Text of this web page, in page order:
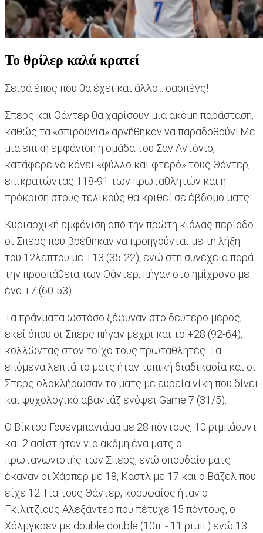
Το θρίλερ καλά κρατεί
Σειρά έπος που θα έχει και άλλο... σασπένς!
Σπερς και Θάντερ θα χαρίσουν μια ακόμη παράσταση,
καθώς τα «σπιρούνια» αρνήθηκαν να παραδοθούν! Με
μια επική εμφάνιση η ομάδα του Σαν Αντόνιο,
κατάφερε να κάνει «φύλλο και φτερό» τους Θάντερ,
επικρατώντας 118-91 των πρωταθλητών και η
πρόκριση στους τελικούς θα κριθεί σε έβδομο ματς!
Κυριαρχική εμφάνιση από την πρώτη κιόλας περίοδο
οι Σπερς που βρέθηκαν να προηγούνται με τη λήξη
του 12λεπτου με +13 (35-22), ενώ στη συνέχεια παρά
την προσπάθεια των Θάντερ, πήγαν στο ημίχρονο με
ένα +7 (60-53).
Τα πράγματα ωστόσο ξέφυγαν στο δεύτερο μέρος,
εκεί όπου οι Σπερς πήγαν μέχρι και το +28 (92-64),
κολλώντας στον τοίχο τους πρωταθλητές. Τα
επόμενα λεπτά το ματς ήταν τυπική διαδικασία και οι
Σπερς ολοκλήρωσαν το ματς με ευρεία νίκη που δίνει
και ψυχολογικό αβαντάζ ενόψει Game 7 (31/5).
O Bίκτορ Γουενμπανιάμα με 28 πόντους, 10 ριμπάουντ
και 2 ασίστ ήταν για ακόμη ένα ματς ο
πρωταγωνιστής των Σπερς, ενώ σπουδαίο ματς
έκαναν οι Χάρπερ με 18, Καστλ με 17 και ο Βάζελ που
είχε 12. Για τους Θάντερ, κορυφαίος ήταν ο
Γκίλιτζιους Αλεξάντερ που πέτυχε 15 πόντους, ο
Χόλμγκρεν με double double (10π. - 11 ριμπ.) ενώ 13